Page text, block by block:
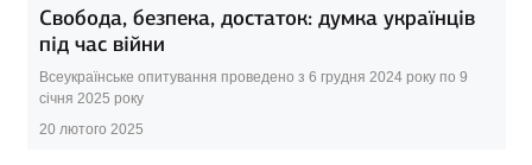
Свобода, безпека, достаток: думка українців
під час війни
Всеукраїнське опитування проведено з 6 грудня 2024 року по 9
січня 2025 року
20 лютого 2025